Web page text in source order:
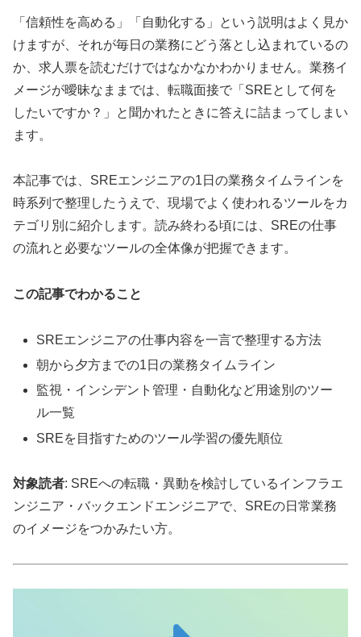
「信頼性を高める」「自動化する」という説明はよく見か
けますが、それが毎日の業務にどう落とし込まれているの
か、求人票を読むだけではなかなかわかりません。業務イ
メージが曖昧なままでは、転職面接で「SREとして何を
したいですか？」と聞かれたときに答えに詰まってしまい
ます。
本記事では、SREエンジニアの1日の業務タイムラインを
時系列で整理したうえで、現場でよく使われるツールをカ
テゴリ別に紹介します。読み終わる頃には、SREの仕事
の流れと必要なツールの全体像が把握できます。
この記事でわかること
SREエンジニアの仕事内容を一言で整理する方法
朝から夕方までの1日の業務タイムライン
監視・インシデント管理・自動化など用途別のツー
ル一覧
SREを目指すためのツール学習の優先順位
対象読者: SREへの転職・異動を検討しているインフラエ
ンジニア・バックエンドエンジニアで、SREの日常業務
のイメージをつかみたい方。